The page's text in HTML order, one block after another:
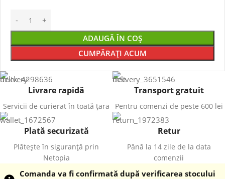
ADAUGĂ ÎN COȘ
CUMPĂRAȚI ACUM
Livrare rapidă
Servicii de curierat în toată țara
Transport gratuit
Pentru comenzi de peste 600 lei
Plată securizată
Plătește în siguranță prin
Netopia
Retur
Până la 14 zile de la data
comenzii
Comanda va fi confirmată după verificarea stocului